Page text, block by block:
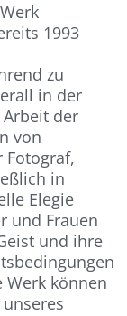
1993
zu
in der
der
von
Fotograf,
in
Elegie
und Frauen
und ihre
Werk können